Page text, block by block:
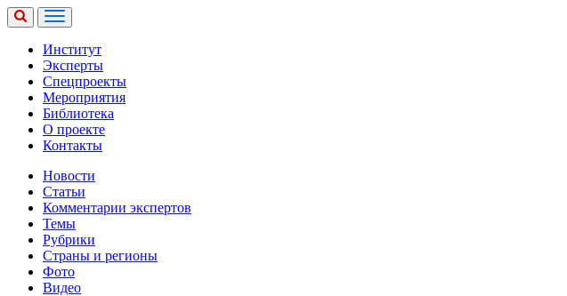
Институт
Эксперты
Спецпроекты
Мероприятия
Библиотека
О проекте
Контакты
Новости
Статьи
Комментарии экспертов
Темы
Рубрики
Страны и регионы
Фото
Видео